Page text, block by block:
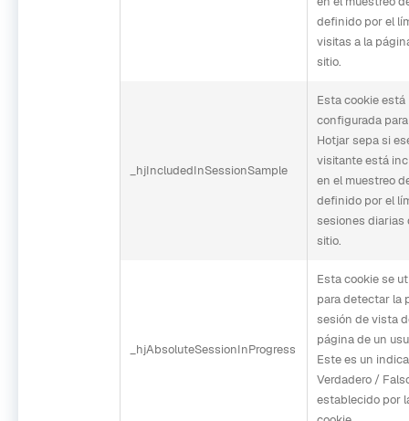
definido por el
visitas a la
sitio.
_hjIncludedInSessionSample
Esta cookie está
configurada
Hotjar sepa si
visitante está
en el muestreo
definido por el
sesiones diarias
sitio.
_hjAbsoluteSessionInProgress
Esta cookie se
para detectar la
sesión de vista
página de un
Este es un
Verdadero /
establecido por